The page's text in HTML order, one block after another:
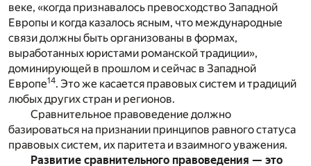
веке, «когда признавалось превосходство Западной
Европы и когда казалось ясным, что международные
связи должны быть организованы в формах,
выработанных юристами романской традиции»,
доминирующей в прошлом и сейчас в Западной
Европе14. Это же касается правовых систем и традиций
любых других стран и регионов.
Сравнительное правоведение должно
базироваться на признании принципов равного статуса
правовых систем, их паритета и взаимного уважения.
Развитие сравнительного правоведения — это